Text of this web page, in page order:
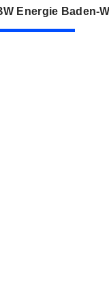
Energie Baden-